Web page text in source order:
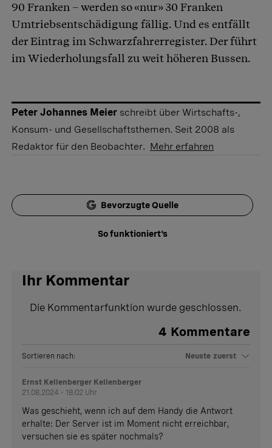
90 Franken – werden so «nur» 30 Franken
Umtriebsentschädigung fällig. Und es entfällt
der Eintrag im Schwarzfahrerregister. Der führt
im Wiederholungsfall zu weit höheren Bussen.
Peter Johannes Meier schreibt über Wirtschafts-,
Konsum- und Gesellschaftsthemen. Seit 2008 als
Redaktor für den Beobachter. Mehr erfahren
Bevorzugte Quelle
So funktioniert's
Ihr Kommentar
Die Kommentarfunktion wurde geschlossen.
4 Kommentare
Sortieren nach: Neuste zuerst
Ernst Kellenberger Kellenberger
21.08.2024 - 18:02 Uhr
Was geschieht, wenn ich auf dem Handy die Antwort
erhalte: Der Server ist im Moment nicht erreichbar,
versuchen sie es später nochmals?